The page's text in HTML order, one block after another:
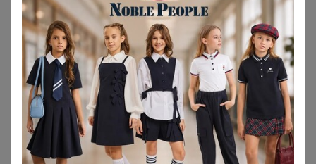
1 806р
Женский 3D-бюстгальтер,
легкое бесшовное нижнее
белье пуш-ап с мягкой
поддержкой
5 586р
Женский пуховик,
высококачественная легкая
пуховая портативная куртка